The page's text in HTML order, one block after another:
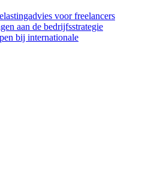
voor freelancers
aan de bedrijfsstrategie
bij internationale